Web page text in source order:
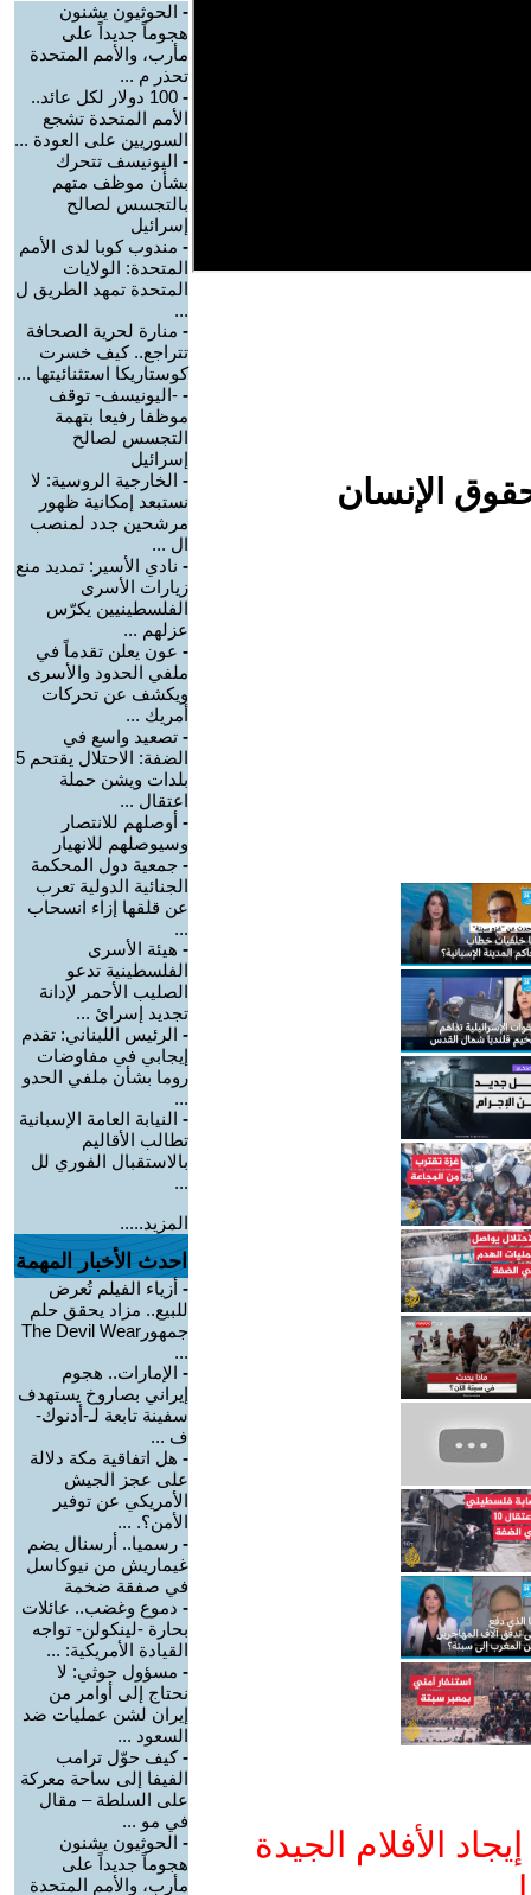
الإنسان
الأفلام الجيدة
- الحوثيون يشنون
هجوماً جديداً على
مأرب، والأمم المتحدة
تحذر م ...
-
100 دولار لكل عائد..
الأمم المتحدة تشجع
السوريين على العودة ...
- اليونيسف تتحرك
بشأن موظف متهم
بالتجسس لصالح
إسرائيل
- مندوب كوبا لدى الأمم
المتحدة: الولايات
المتحدة تمهد الطريق ل
...
- منارة لحرية الصحافة
تتراجع.. كيف خسرت
كوستاريكا استثنائيتها ...
- -اليونيسف- توقف
موظفا رفيعا بتهمة
التجسس لصالح
إسرائيل
- الخارجية الروسية: لا
نستبعد إمكانية ظهور
مرشحين جدد لمنصب
ال ...
- نادي الأسير: تمديد منع
زيارات الأسرى
الفلسطينيين يكرّس
عزلهم ...
- عون يعلن تقدماً في
ملفي الحدود والأسرى
ويكشف عن تحركات
أمريك ...
- تصعيد واسع في
الضفة: الاحتلال يقتحم 5
بلدات ويشن حملة
اعتقال ...
- أوصلهم للانتصار
وسيوصلهم للانهيار
- جمعية دول المحكمة
الجنائية الدولية تعرب
عن قلقها إزاء انسحاب
...
- هيئة الأسرى
الفلسطينية تدعو
الصليب الأحمر لإدانة
تجديد إسرائ ...
- الرئيس اللبناني: تقدم
إيجابي في مفاوضات
روما بشأن ملفي الحدو
...
- النيابة العامة الإسبانية
تطالب الأقاليم
بالاستقبال الفوري لل
...
المزيد.....
احدث الأخبار المهمة
- أزياء الفيلم تُعرض
للبيع.. مزاد يحقق حلم
جمهورThe Devil Wear
...
- الإمارات.. هجوم
إيراني بصاروخ يستهدف
سفينة تابعة لـ-أدنوك-
ف ...
- هل اتفاقية مكة دلالة
على عجز الجيش
الأمريكي عن توفير
الأمن؟. ...
- رسميا.. أرسنال يضم
غيماريش من نيوكاسل
في صفقة ضخمة
- دموع وغضب.. عائلات
بحارة -لينكولن- تواجه
القيادة الأمريكية: ...
- مسؤول حوثي: لا
نحتاج إلى أوامر من
إيران لشن عمليات ضد
السعود ...
-كيف حوّل ترامب
الفيفا إلى ساحة معركة
على السلطة – مقال
في مو ...
- الحوثيون يشنون
هجوماً جديداً على
مأرب، والأمم المتحدة